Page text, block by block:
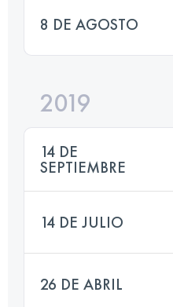
8 DE AGOSTO
2019
14 DE
SEPTIEMBRE
14 DE JULIO
26 DE ABRIL